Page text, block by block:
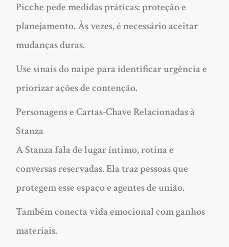
Picche pede medidas práticas: proteção e
planejamento. Às vezes, é necessário aceitar
mudanças duras.
Use sinais do naipe para identificar urgência e
priorizar ações de contenção.
Personagens e Cartas-Chave Relacionadas à
Stanza
A Stanza fala de lugar íntimo, rotina e
conversas reservadas. Ela traz pessoas que
protegem esse espaço e agentes de união.
Também conecta vida emocional com ganhos
materiais.